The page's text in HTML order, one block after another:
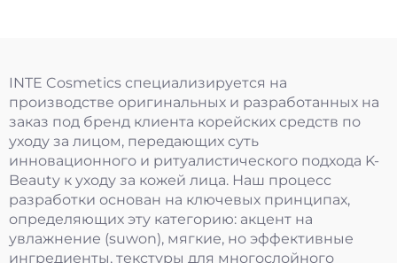
INTE Cosmetics специализируется на
производстве оригинальных и разработанных на
заказ под бренд клиента корейских средств по
уходу за лицом, передающих суть
инновационного и ритуалистического подхода K-
Beauty к уходу за кожей лица. Наш процесс
разработки основан на ключевых принципах,
определяющих эту категорию: акцент на
увлажнение (suwon), мягкие, но эффективные
ингредиенты, текстуры для многослойного